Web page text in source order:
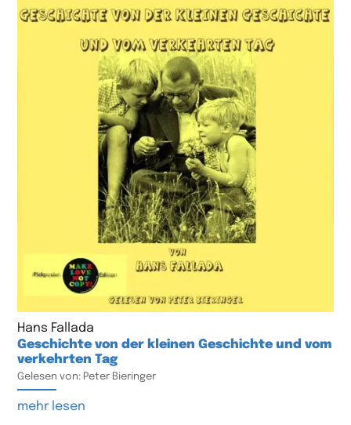
Hans Fallada
Geschichte von der kleinen Geschichte und vom
verkehrten Tag
Gelesen von: Peter Bieringer
mehr lesen